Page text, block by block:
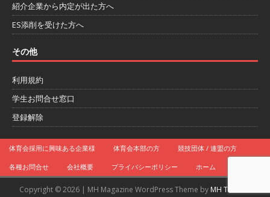
業として成長・収入アップが目指せる環境 ｜ オ
転勤なし ｜ 文系IT未経験でもOK ｜ 新卒の3年以
内昇進率91％ ｜ IT社会の今まさに求められてい
るベンチャー企業 ｜ 新卒2年目で1,000万円越え
目指せる!! ｜ データX
体育会積極採用企業
[ 2026年5月13日 ] 【 28卒 ｜ 仕事の全容を知れ
るオープンカンパニー 】 大林グループ ｜ 全国規
紹介企業から内定が出た方へ
ES添削を受けた方へ
その他
利用規約
学生お問合せ窓口
登録解除
体育会採用に興味ある企業様 体育会本部の方 競技団体 / 連盟の方
各種お問合せ 会社概要 プライバシーポリシー ホーム
Copyright © 2026 | MH Magazine WordPress Theme by MH Themes